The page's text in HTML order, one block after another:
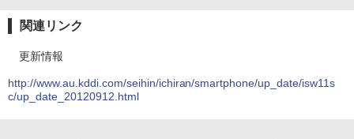
関連リンク
更新情報
http://www.au.kddi.com/seihin/ichiran/smartphone/up_date/isw11s
c/up_date_20120912.html